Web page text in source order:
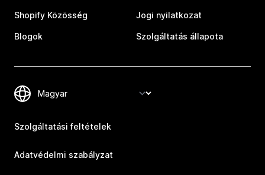
Shopify Közösség
Blogok
Jogi nyilatkozat
Szolgáltatás állapota
Szolgáltatási feltételek
Adatvédelmi szabályzat